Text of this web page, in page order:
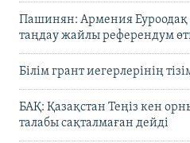
Пашинян: Армения Еуроодақ
таңдау жайлы референдум
Білім грант иегерлерінің
БАҚ: Қазақстан Теңіз кен
талабы сақталмаған дейді